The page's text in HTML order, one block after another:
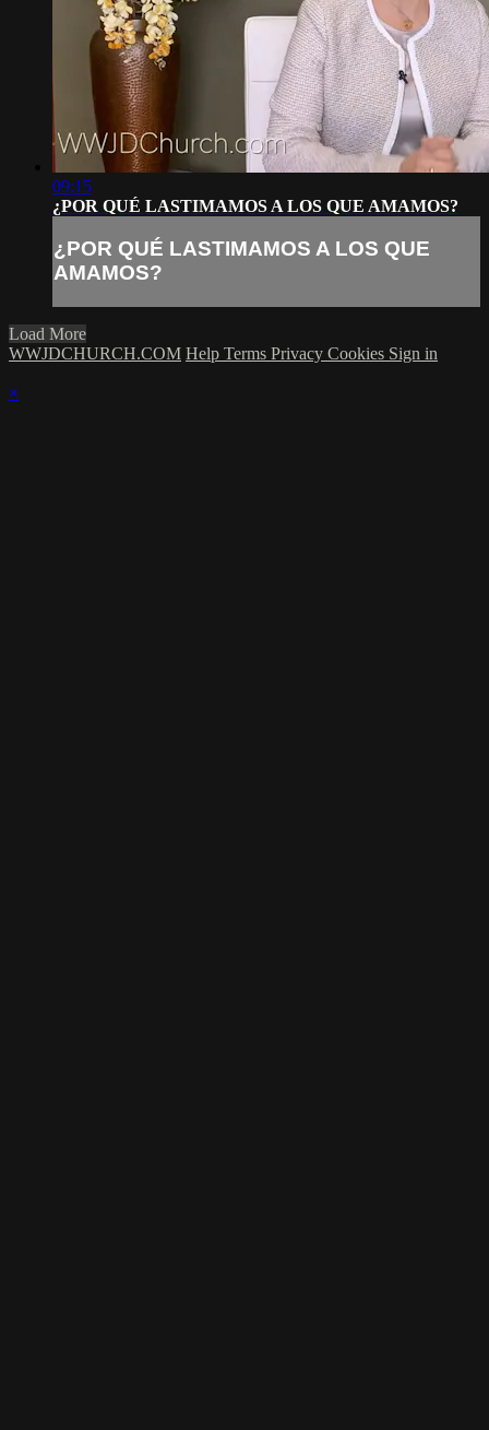
09:15
¿POR QUÉ LASTIMAMOS A LOS QUE AMAMOS?
¿POR QUÉ LASTIMAMOS A LOS QUE
AMAMOS?
Load More
WWJDCHURCH.COM Help Terms Privacy Cookies Sign in
×